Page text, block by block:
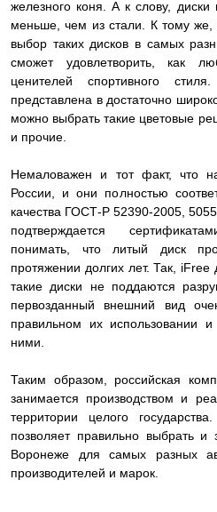
железного коня. А к слову,
меньше, чем из стали. К тому же,
выбор таких дисков в самых
сможет удовлетворить, как
ценителей спортивного
представлена в достаточно
можно выбрать такие цветовые
и прочие.
Немаловажен и тот факт, что
России, и они полностью
качества ГОСТ-Р 52390-2005,
подтверждается
понимать, что литый диск
протяжении долгих лет. Так, iFree
такие диски не поддаются
первозданный внешний вид
правильном их использовании и
ними.
Таким образом, российская
занимается производством и
территории целого
позволяет правильно выбрать и
Воронеже для самых разных
производителей и марок.